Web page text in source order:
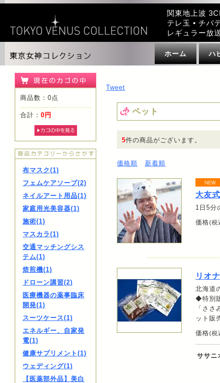
関東地上波
テレ玉 • チバ
レギュラー放
ホーム ハ
商品数：0点
合計： 0円
布マスク(1)
フェムケアソープ(2)
ネイルアート用品(1)
家庭用光美容器(1)
施術(1)
マスカラ(1)
交通マッチングシス
テム(1)
焙煎機(1)
ドローン講習(2)
医療機器の薬事臨床
開発(1)
スーツケース(1)
エネルギー、自家発
電(1)
健康サプリメント(1)
ウェディング(1)
【医薬部外品】美白
Tweet
ペット
5件の商品がございます。
価格順 新着順
大友
1日5分
価格(税
リオ
北海道
◆特別
「さ
ット販
価格(税
ササニ